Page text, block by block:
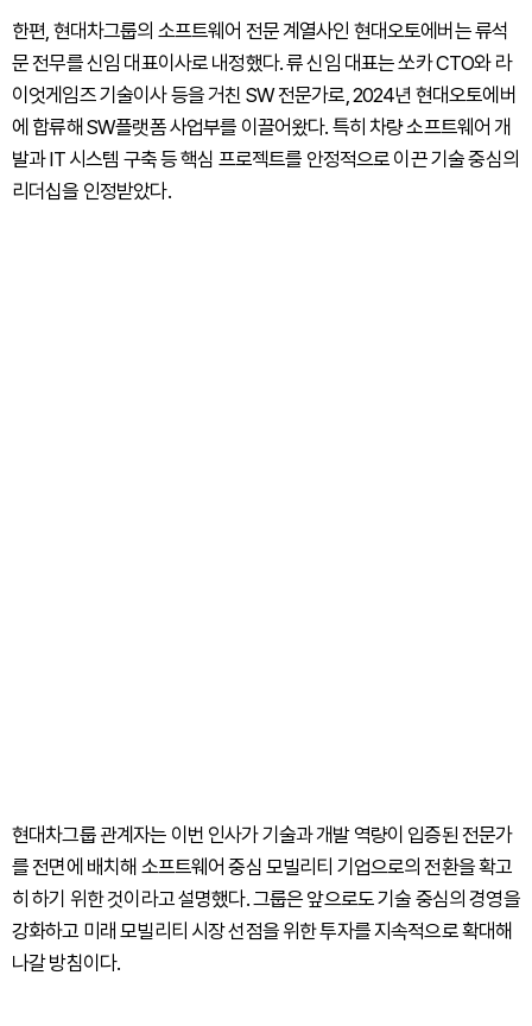
한편, 현대차그룹의 소프트웨어 전문 계열사인 현대오토에버는 류석
문 전무를 신임 대표이사로 내정했다. 류 신임 대표는 쏘카 CTO와 라
이엇게임즈 기술이사 등을 거친 SW 전문가로, 2024년 현대오토에버
에 합류해 SW플랫폼 사업부를 이끌어왔다. 특히 차량 소프트웨어 개
발과 IT 시스템 구축 등 핵심 프로젝트를 안정적으로 이끈 기술 중심의
리더십을 인정받았다.
현대차그룹 관계자는 이번 인사가 기술과 개발 역량이 입증된 전문가
를 전면에 배치해 소프트웨어 중심 모빌리티 기업으로의 전환을 확고
히 하기 위한 것이라고 설명했다. 그룹은 앞으로도 기술 중심의 경영을
강화하고 미래 모빌리티 시장 선점을 위한 투자를 지속적으로 확대해
나갈 방침이다.